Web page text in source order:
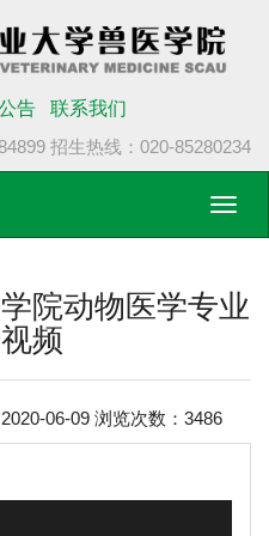
告
联系我们
招生热线：020-85280234
院动物医学专业
频
06-09 浏览次数： 3486